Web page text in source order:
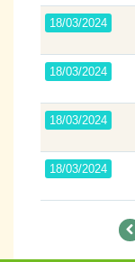
18/03/2024
18/03/2024
18/03/2024
18/03/2024